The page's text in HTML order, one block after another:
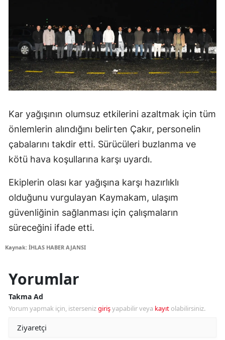
Kar yağışının olumsuz etkilerini azaltmak için tüm
önlemlerin alındığını belirten Çakır, personelin
çabalarını takdir etti. Sürücüleri buzlanma ve
kötü hava koşullarına karşı uyardı.
Ekiplerin olası kar yağışına karşı hazırlıklı
olduğunu vurgulayan Kaymakam, ulaşım
güvenliğinin sağlanması için çalışmaların
süreceğini ifade etti.
Kaynak: İHLAS HABER AJANSI
Yorumlar
Takma Ad
Yorum yapmak için, istersenizgirişyapabilir veya kayıt olabilirsiniz.